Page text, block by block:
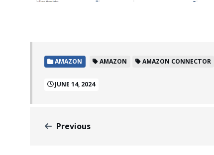
AMAZON AMAZON AMAZON CONNECTOR
JUNE 14, 2024
Previous